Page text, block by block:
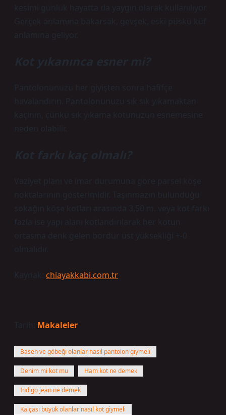
kesimi günlük hayatta da yaygın olarak kullanılıyor.
Gerçek anlamına bakarsak, gevşek, eski püskü küf
anlamına geliyor.
Kot yıkanınca esner mi?
Pantolonunuzu her giyişten sonra hafifçe
havalandırın. Pantolonunuzu sık sık yıkamaktan
kaçının, çünkü sık yıkama kotunuzun esnemesine
neden olabilir.
Kot farkı kaç olmalı?
Vaziyet planı ve imar durumuna göre parsel köşe
noktalarının gösterimidir. Taşınmazın bulunduğu
sokağın köşe kotları arasında 3,50 m. veya kot farkı
fazla ise yapı alanı kotlandırılarak her kotun
ortasına denk gelen bordür üst yüksekliği +-0
olmalıdır.
Kaynak: chiayakkabi.com.tr
Tarih: Makaleler
Basen ve göbeği olanlar nasıl pantolon giymeli
Denim mi kot mu Ham kot ne demek
Indigo jean ne demek
Kalçası büyük olanlar nasıl kot giymeli